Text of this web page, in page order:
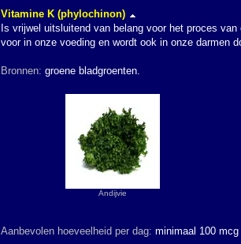
Vitamine K (phylochinon)
Is vrijwel uitsluitend van belang voor het proces
voor in onze voeding en wordt ook in onze darmen
Bronnen: groene bladgroenten.
Andijvie
Aanbevolen hoeveelheid per dag: minimaal 100 mcg